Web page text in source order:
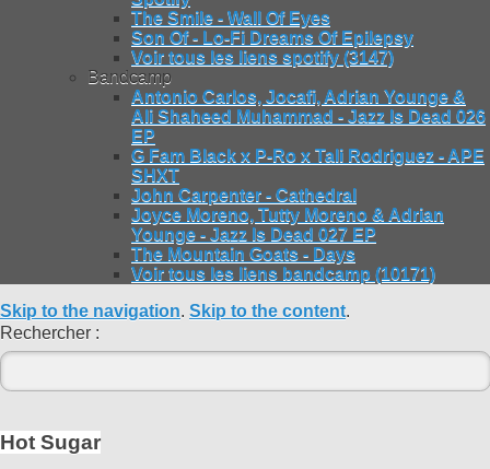
The Smile - Wall Of Eyes
Son Of - Lo-Fi Dreams Of Epilepsy
Voir tous les liens spotify (3147)
Bandcamp
Antonio Carlos, Jocafi, Adrian Younge &
Ali Shaheed Muhammad - Jazz Is Dead 026
EP
G Fam Black x P-Ro x Tali Rodriguez - APE
SHXT
John Carpenter - Cathedral
Joyce Moreno, Tutty Moreno & Adrian
Younge - Jazz Is Dead 027 EP
The Mountain Goats - Days
Voir tous les liens bandcamp (10171)
Skip to the navigation. Skip to the content.
Rechercher :
Hot Sugar